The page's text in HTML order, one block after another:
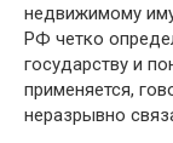
недвижимому
РФ четко
государству и
применяется,
неразрывно